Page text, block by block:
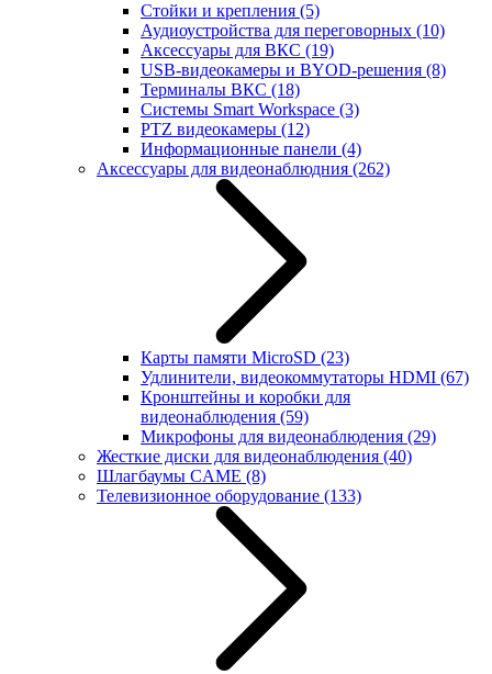
Стойки и крепления (5)
Аудиоустройства для переговорных (10)
Аксессуары для ВКС (19)
USB-видеокамеры и BYOD-решения (8)
Терминалы ВКС (18)
Системы Smart Workspace (3)
PTZ видеокамеры (12)
Информационные панели (4)
Аксессуары для видеонаблюдния (262)
Карты памяти MicroSD (23)
Удлинители, видеокоммутаторы HDMI (67)
Кронштейны и коробки для
видеонаблюдения (59)
Микрофоны для видеонаблюдения (29)
Жесткие диски для видеонаблюдения (40)
Шлагбаумы CAME (8)
Телевизионное оборудование (133)